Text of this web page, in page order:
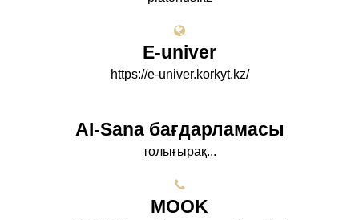
E-univer
https://e-univer.korkyt.kz/
AI-Sana бағдарламасы
толығырақ...
МООK